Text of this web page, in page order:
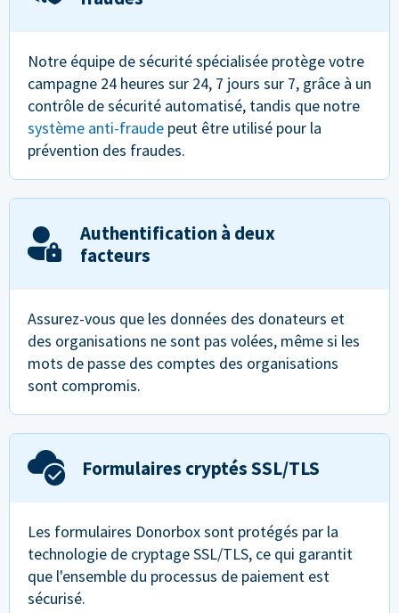
Notre équipe de sécurité spécialisée protège votre
campagne 24 heures sur 24, 7 jours sur 7, grâce à un
contrôle de sécurité automatisé, tandis que notre
système anti-fraude peut être utilisé pour la
prévention des fraudes.
Authentification à deux
facteurs
Assurez-vous que les données des donateurs et
des organisations ne sont pas volées, même si les
mots de passe des comptes des organisations
sont compromis.
Formulaires cryptés SSL/TLS
Les formulaires Donorbox sont protégés par la
technologie de cryptage SSL/TLS, ce qui garantit
que l'ensemble du processus de paiement est
sécurisé.